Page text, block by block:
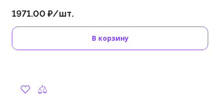
1971.00 ₽/шт.
В корзину